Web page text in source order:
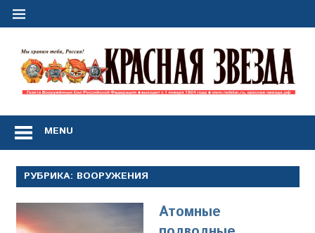
Перейти
Сил
Российской
Федерации
с
1
MENU
РУБРИКА: ВООРУЖЕНИЯ
Атомные